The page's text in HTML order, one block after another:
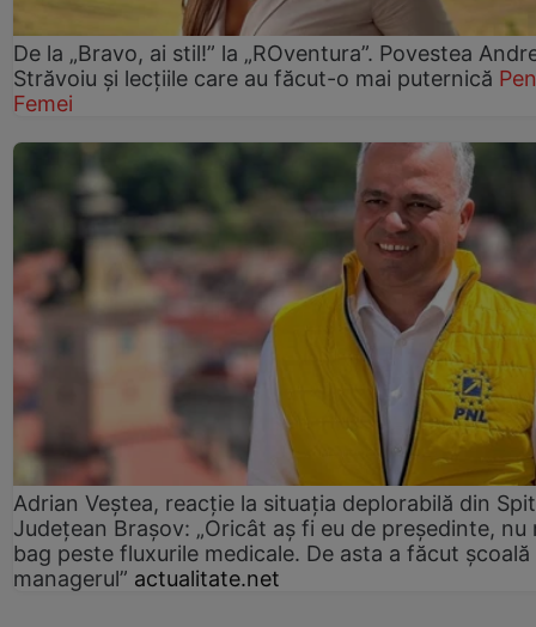
De la „Bravo, ai stil!” la „ROventura”. Povestea
Străvoiu și lecțiile care au făcut-o mai puternică
Femei
Adrian Veștea, reacție la situația deplorabilă din
Județean Brașov: „Oricât aș fi eu de președinte, nu
bag peste fluxurile medicale. De asta a făcut școală
managerul” actualitate.net